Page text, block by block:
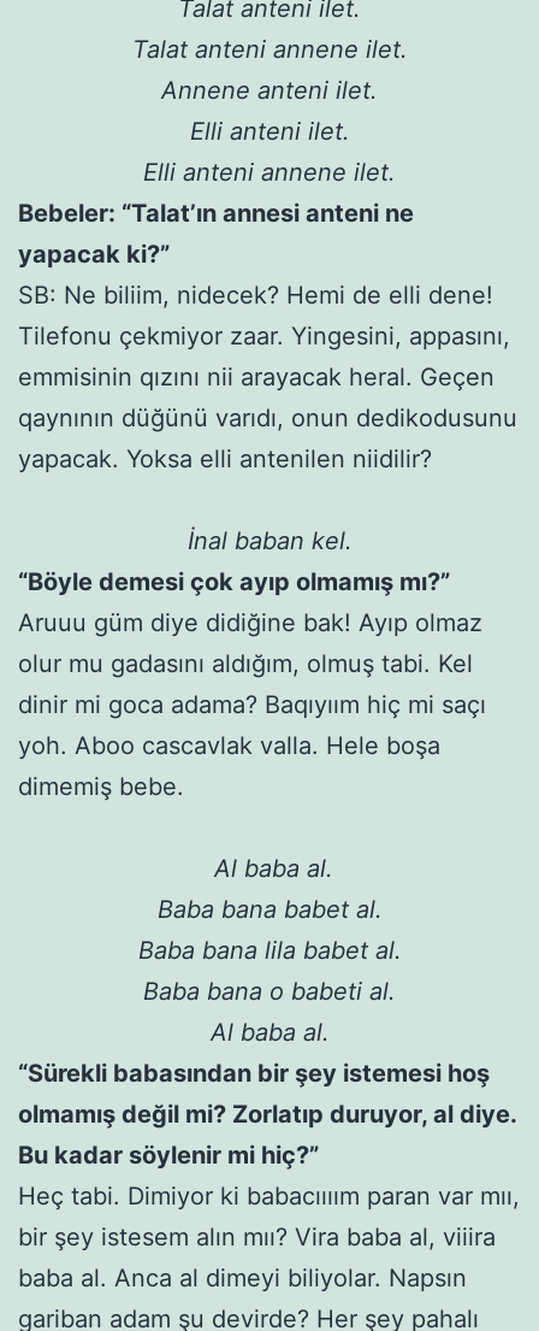
Talat anteni ilet.
Talat anteni annene ilet.
Annene anteni ilet.
Elli anteni ilet.
Elli anteni annene ilet.
Bebeler: “Talat’ın annesi anteni ne
yapacak ki?”
SB: Ne biliim, nidecek? Hemi de elli dene!
Tilefonu çekmiyor zaar. Yingesini, appasını,
emmisinin qızını nii arayacak heral. Geçen
qaynının düğünü varıdı, onun dedikodusunu
yapacak. Yoksa elli antenilen niidilir?
İnal baban kel.
“Böyle demesi çok ayıp olmamış mı?”
Aruuu güm diye didiğine bak! Ayıp olmaz
olur mu gadasını aldığım, olmuş tabi. Kel
dinir mi goca adama? Baqıyıım hiç mi saçı
yoh. Aboo cascavlak valla. Hele boşa
dimemiş bebe.
Al baba al.
Baba bana babet al.
Baba bana lila babet al.
Baba bana o babeti al.
Al baba al.
“Sürekli babasından bir şey istemesi hoş
olmamış değil mi? Zorlatıp duruyor, al diye.
Bu kadar söylenir mi hiç?”
Heç tabi. Dimiyor ki babacıııım paran var mıı,
bir şey istesem alın mıı? Vira baba al, viiira
baba al. Anca al dimeyi biliyolar. Napsın
gariban adam şu devirde? Her şey pahalı